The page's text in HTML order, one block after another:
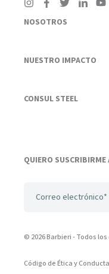
NOSOTROS
NUESTRO IMPACTO
CONSUL STEEL
QUIERO SUSCRIBIRME
© 2026 Barbieri - Todos
Código de Ética y Conducta